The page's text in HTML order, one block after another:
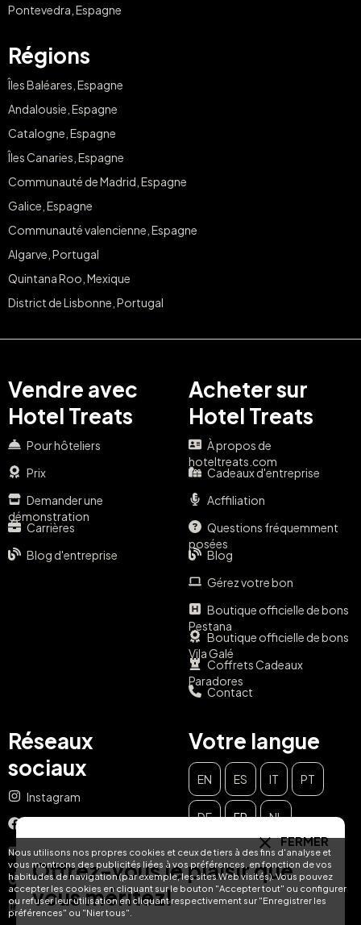
Nous utilisons nos propres cookies et ceux de tiers à des fins d'analyse et
vous montrons des publicités liées à vos préférences, en fonction de vos
habitudes de navigation (par exemple, les sites Web visités). Vous pouvez
accepter les cookies en cliquant sur le bouton "Accepter tout" ou configurer
ou refuser leur utilisation en cliquant respectivement sur "Enregistrer les
préférences" ou "Nier tous".
Pontevedra, Espagne
Régions
Îles Baléares, Espagne
Andalousie, Espagne
Catalogne, Espagne
Îles Canaries, Espagne
Communauté de Madrid, Espagne
Galice, Espagne
Communauté valencienne, Espagne
Algarve, Portugal
Quintana Roo, Mexique
District de Lisbonne, Portugal
Vendre avec
Hotel Treats
Pour hôteliers
Prix
Demander une
démonstration
Carrières
Blog d'entreprise
Acheter sur
Hotel Treats
À propos de
hoteltreats.com
Cadeaux d'entreprise
Acffiliation
Questions fréquemment
posées
Blog
Gérez votre bon
Boutique officielle de bons
Pestana
Boutique officielle de bons
Vila Galé
Coffrets Cadeaux
Paradores
Contact
Réseaux
sociaux
Instagram
YouTube
TikTok
LinkedIn
Votre langue
EN ES IT PT
DE FR
NL
FERMER
Offrez-vous le plaisir que
vous méritez!